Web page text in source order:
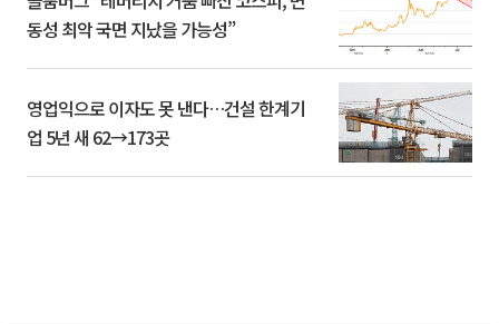
동성 최악 국면 지났을 가능성”
영업익으로 이자도 못 낸다…건설 한계기
업 5년 새 62→173곳